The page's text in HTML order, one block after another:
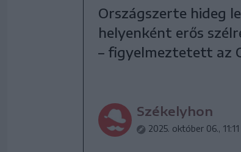
Országszerte hideg
helyenként erős
– figyelmeztetett az
Székelyhon
2025. október 06., 11:11